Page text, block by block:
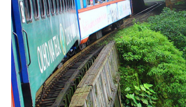
Curitiba
a
Morretes